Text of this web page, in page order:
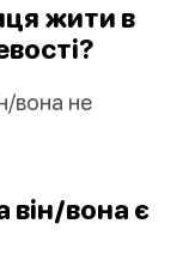
жити в
вона не
він/вона є